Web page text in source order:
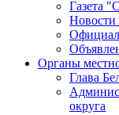
Газета
Новости
Органы
Глава
округа